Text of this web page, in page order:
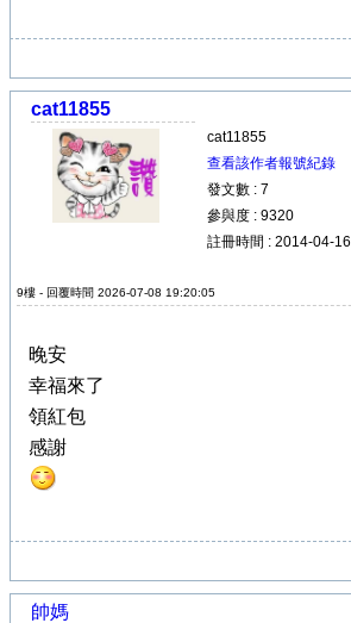
cat11855
cat11855
查看該作者報號紀錄
發文數 : 7
參與度 : 9320
註冊時間 : 2014-04-16
9樓 - 回覆時間 2026-07-08 19:20:05
晚安
幸福來了
領紅包
感謝
帥媽